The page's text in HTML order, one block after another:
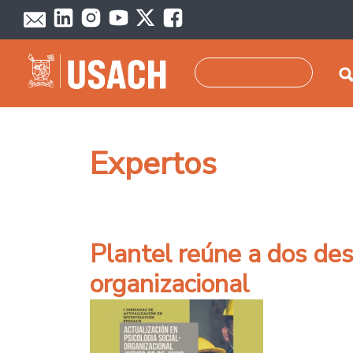
Pasar al contenido principal
Expertos
Plantel reúne a dos
organizacional